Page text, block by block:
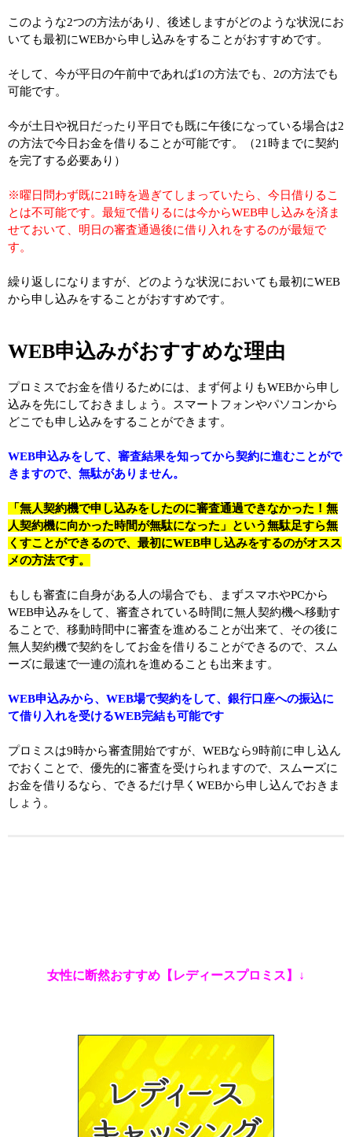
このような2つの方法があり、後述しますがどのような状況にお
いても最初にWEBから申し込みをすることがおすすめです。
そして、今が平日の午前中であれば1の方法でも、2の方法でも
可能です。
今が土日や祝日だったり平日でも既に午後になっている場合は2
の方法で今日お金を借りることが可能です。（21時までに契約
を完了する必要あり）
※曜日問わず既に21時を過ぎてしまっていたら、今日借りるこ
とは不可能です。最短で借りるには今からWEB申し込みを済ま
せておいて、明日の審査通過後に借り入れをするのが最短で
す。
繰り返しになりますが、どのような状況においても最初にWEB
から申し込みをすることがおすすめです。
WEB申込みがおすすめな理由
プロミスでお金を借りるためには、まず何よりもWEBから申し
込みを先にしておきましょう。スマートフォンやパソコンから
どこでも申し込みをすることができます。
WEB申込みをして、審査結果を知ってから契約に進むことがで
きますので、無駄がありません。
「無人契約機で申し込みをしたのに審査通過できなかった！無
人契約機に向かった時間が無駄になった」という無駄足すら無
くすことができるので、最初にWEB申し込みをするのがオスス
メの方法です。
もしも審査に自身がある人の場合でも、まずスマホやPCから
WEB申込みをして、審査されている時間に無人契約機へ移動す
ることで、移動時間中に審査を進めることが出来て、その後に
無人契約機で契約をしてお金を借りることができるので、スム
ーズに最速で一連の流れを進めることも出来ます。
WEB申込みから、WEB場で契約をして、銀行口座への振込に
て借り入れを受けるWEB完結も可能です
プロミスは9時から審査開始ですが、WEBなら9時前に申し込ん
でおくことで、優先的に審査を受けられますので、スムーズに
お金を借りるなら、できるだけ早くWEBから申し込んでおきま
しょう。
女性に断然おすすめ【レディースプロミス】↓